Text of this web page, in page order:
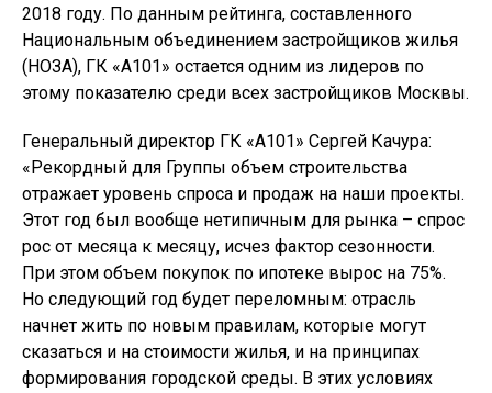
2018 году. По данным рейтинга, составленного
Национальным объединением застройщиков жилья
(НОЗА), ГК «А101» остается одним из лидеров по
этому показателю среди всех застройщиков Москвы.
Генеральный директор ГК «А101» Сергей Качура:
«Рекордный для Группы объем строительства
отражает уровень спроса и продаж на наши проекты.
Этот год был вообще нетипичным для рынка – спрос
рос от месяца к месяцу, исчез фактор сезонности.
При этом объем покупок по ипотеке вырос на 75%.
Но следующий год будет переломным: отрасль
начнет жить по новым правилам, которые могут
сказаться и на стоимости жилья, и на принципах
формирования городской среды. В этих условиях